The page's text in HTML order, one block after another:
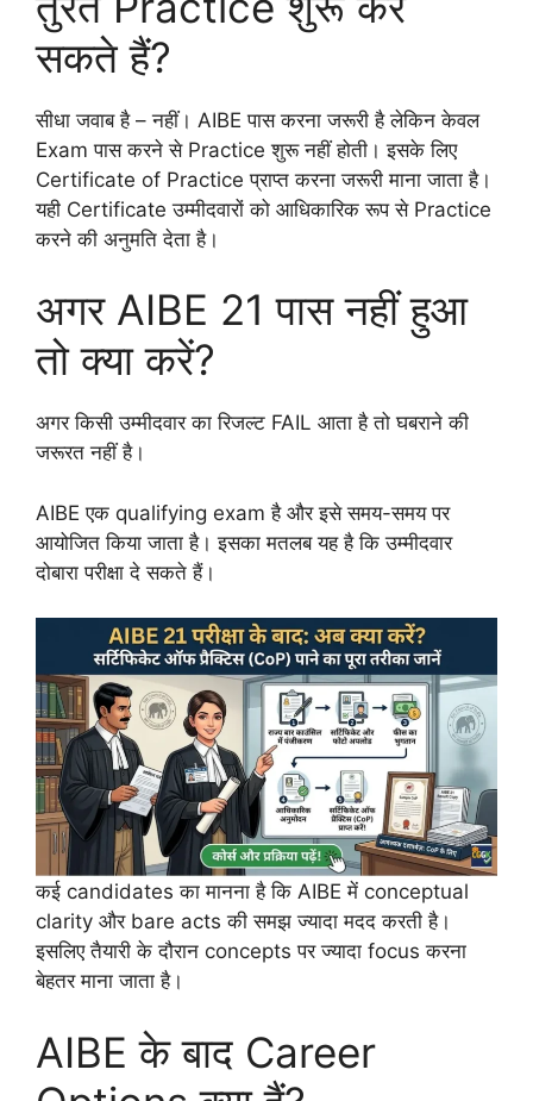
सकते हैं?
सीधा जवाब है – नहीं। AIBE पास करना जरूरी है लेकिन केवल
Exam पास करने से Practice शुरू नहीं होती। इसके लिए
Certificate of Practice प्राप्त करना जरूरी माना जाता है।
यही Certificate उम्मीदवारों को आधिकारिक रूप से Practice
करने की अनुमति देता है।
अगर AIBE 21 पास नहीं हुआ
तो क्या करें?
अगर किसी उम्मीदवार का रिजल्ट FAIL आता है तो घबराने की
जरूरत नहीं है।
AIBE एक qualifying exam है और इसे समय-समय पर
आयोजित किया जाता है। इसका मतलब यह है कि उम्मीदवार
दोबारा परीक्षा दे सकते हैं।
कई candidates का मानना है कि AIBE में conceptual
clarity और bare acts की समझ ज्यादा मदद करती है।
इसलिए तैयारी के दौरान concepts पर ज्यादा focus करना
बेहतर माना जाता है।
AIBE के बाद Career